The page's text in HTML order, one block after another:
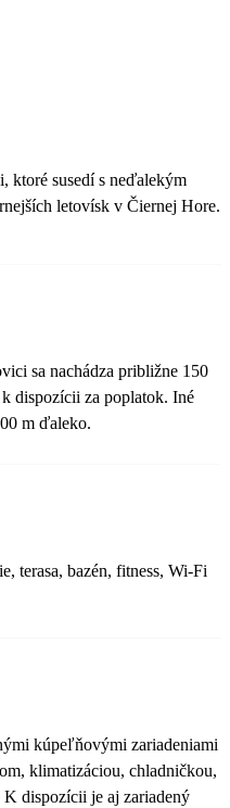
ktoré susedí s neďalekým
letovísk v Čiernej Hore.
sa nachádza približne 150
dispozícii za poplatok. Iné
m ďaleko.
terasa, bazén, fitness, Wi-Fi
kúpeľňovými zariadeniami
klimatizáciou, chladničkou,
dispozícii je aj zariadený